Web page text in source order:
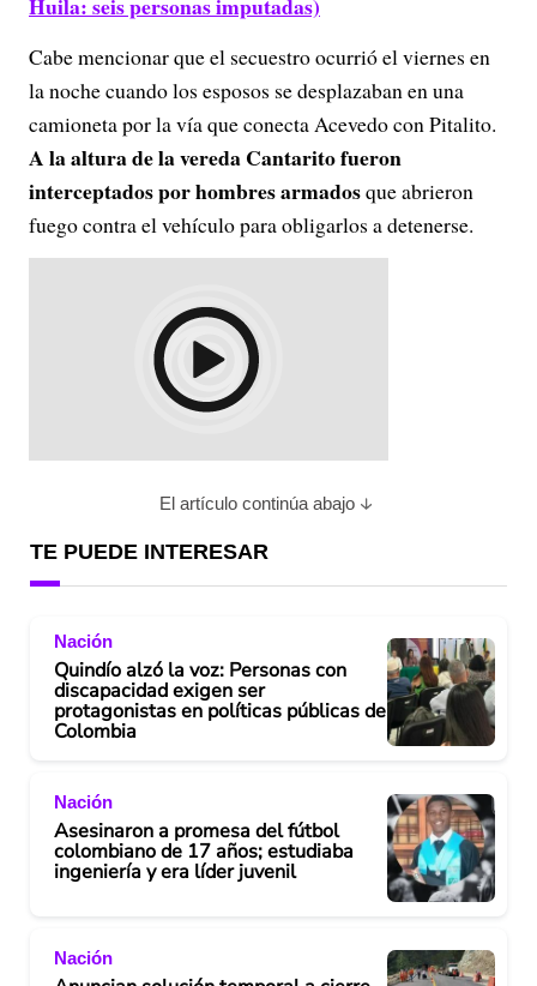
Cabe mencionar que el secuestro ocurrió el viernes en
la noche cuando los esposos se desplazaban en una
camioneta por la vía que conecta Acevedo con Pitalito.
A la altura de la vereda Cantarito fueron
interceptados por hombres armadosque abrieron
fuego contra el vehículo para obligarlos a detenerse.
El artículo continúa abajo
TE PUEDE INTERESAR
Nación
Quindío alzó la voz: Personas con
discapacidad exigen ser
protagonistas en políticas públicas de
Colombia
Nación
Asesinaron a promesa del fútbol
colombiano de 17 años; estudiaba
ingeniería y era líder juvenil
Nación